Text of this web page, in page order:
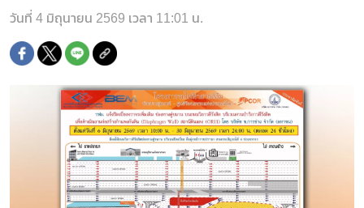
วันที่ 4 มิถุนายน 2569 เวลา 11:01 น.